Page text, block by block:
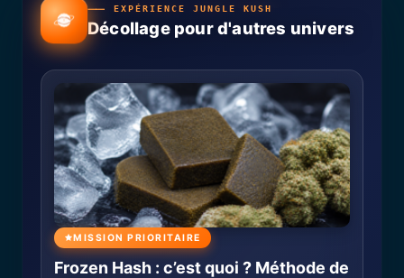
⸺ EXPÉRIENCE JUNGLE KUSH
Décollage pour d'autres univers
MISSION PRIORITAIRE
Frozen Hash : c’est quoi ? Méthode de